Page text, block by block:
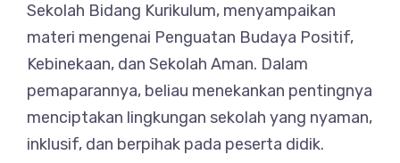
Sekolah Bidang Kurikulum, menyampaikan
materi mengenai Penguatan Budaya Positif,
Kebinekaan, dan Sekolah Aman. Dalam
pemaparannya, beliau menekankan pentingnya
menciptakan lingkungan sekolah yang nyaman,
inklusif, dan berpihak pada peserta didik.